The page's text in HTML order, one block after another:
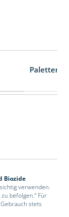
Biozide
verwenden.
befolgen.“ Für
stets